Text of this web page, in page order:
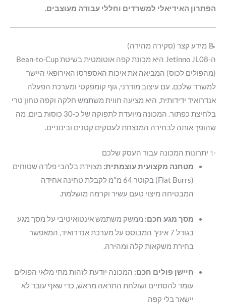
הפתרון האידיאלי למשרדים וחללי עבודה מעוצבים.
📝 מידע קצר (סקירה מהירה)
ה-Jetinno JL08 היא מכונת קפה אוטומטית בשיטת Bean-to-Cup
(מהפולים לכוס) המביאה את איכות האספרסו האירופאי היישר
למשרד שלכם. עם עיצוב מודרני, גוף קומפקטי ומערכת הפעלה
אנדרואיד ידידותית, היא מציעה חווית משתמש חלקה וקפה טחון טרי
בלחיצת כפתור.
המכונה מיועדת לתפוקה של כ-30 כוסות ביום, מה
שהופך אותה לבחירה המנצחת לעסקים קטנים ובינוניים.
✨ יתרונות המכונה עבור העסק שלכם
מטחנה מקצועית עוצמתית: מצוידת בלהבי פלדה שטוחים
(Flat Burrs) בקוטר 64 מ"מ לקבלת טחינה אחידה
המבטיחה מיצוי טעם עשיר וקרמה מושלמת.
מסך מגע חכם: ממשק משתמש אינטואיטיבי על מסך מגע
בגודל 7 אינץ' המבוסס על מערכת אנדרואיד, המאפשר
בחירת משקאות קלה ומהירה.
חיישן פולים חכם: המכונה יודעת לזהות מתי מלאי הפולים
עומד להסתיים ושולחת התראה מראש, כדי שאף עובד לא
יישאר בלי קפה